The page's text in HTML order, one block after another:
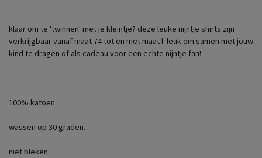
klaar om te 'twinnen' met je kleintje? deze leuke nijntje shirts zijn
verkrijgbaar vanaf maat 74 tot en met maat l. leuk om samen met jouw
kind te dragen of als cadeau voor een echte nijntje fan!
100% katoen.
wassen op 30 graden.
niet bleken.